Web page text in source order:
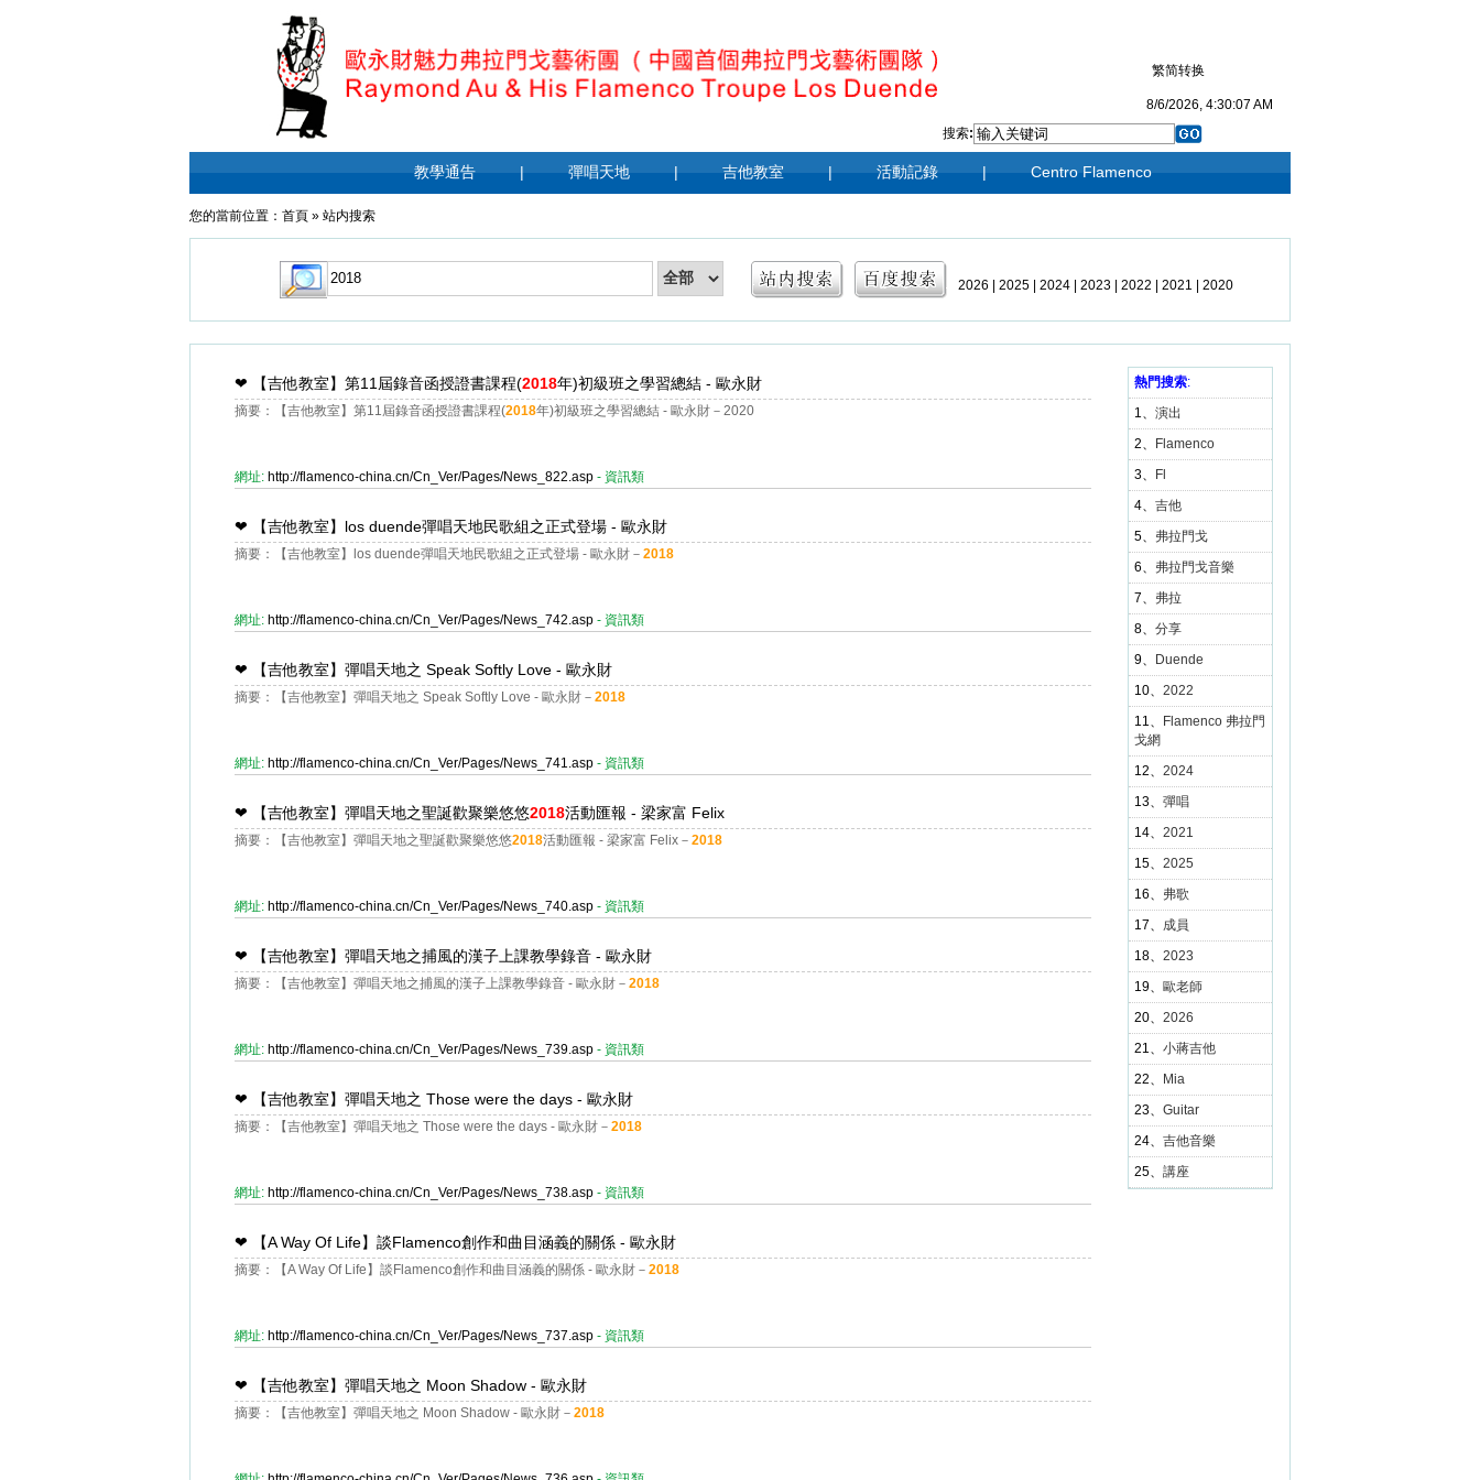
繁简转换
8/6/2026, 4:30:07 AM
搜索:
教學通告 | 彈唱天地 | 吉他教室 | 活動記錄 | Centro Flamenco
您的當前位置： 首頁 » 站内搜索
2026 2025 2024 2023 2022 2021 2020
2009|2008
❤ 【吉他教室】第11屆錄音函授證書課程(2018年)初級班之學習總結 - 歐永財
摘要：【吉他教室】第11屆錄音函授證書課程(2018年)初級班之學習總結 - 歐永財－2020
網址: http://flamenco-china.cn/Cn_Ver/Pages/News_822.asp - 資訊類
❤ 【吉他教室】los duende彈唱天地民歌組之正式登場 - 歐永財
摘要：【吉他教室】los duende彈唱天地民歌組之正式登場 - 歐永財－ 2018
網址: http://flamenco-china.cn/Cn_Ver/Pages/News_742.asp - 資訊類
❤ 【吉他教室】彈唱天地之 Speak Softly Love - 歐永財
摘要：【吉他教室】彈唱天地之 Speak Softly Love - 歐永財－ 2018
網址: http://flamenco-china.cn/Cn_Ver/Pages/News_741.asp - 資訊類
❤ 【吉他教室】彈唱天地之聖誕歡聚樂悠悠2018活動匯報 - 梁家富 Felix
摘要：【吉他教室】彈唱天地之聖誕歡聚樂悠悠2018活動匯報 - 梁家富 Felix－ 2018
網址: http://flamenco-china.cn/Cn_Ver/Pages/News_740.asp - 資訊類
❤ 【吉他教室】彈唱天地之捕風的漢子上課教學錄音 - 歐永財
摘要：【吉他教室】彈唱天地之捕風的漢子上課教學錄音 - 歐永財－ 2018
網址: http://flamenco-china.cn/Cn_Ver/Pages/News_739.asp - 資訊類
❤ 【吉他教室】彈唱天地之 Those were the days - 歐永財
摘要：【吉他教室】彈唱天地之 Those were the days - 歐永財－ 2018
網址: http://flamenco-china.cn/Cn_Ver/Pages/News_738.asp - 資訊類
❤ 【A Way Of Life】談Flamenco創作和曲目涵義的關係 - 歐永財
摘要：【A Way Of Life】談Flamenco創作和曲目涵義的關係 - 歐永財－ 2018
網址: http://flamenco-china.cn/Cn_Ver/Pages/News_737.asp - 資訊類
❤ 【吉他教室】彈唱天地之 Moon Shadow - 歐永財
摘要：【吉他教室】彈唱天地之 Moon Shadow - 歐永財－ 2018
熱門搜索:
1、 演出
2、
Flamenco
3、
Fl
4、 吉他
5、 弗拉門戈
6、 弗拉門戈音樂
7、 弗拉
8、 分享
9、
Duende
10、 2022
11、
Flamenco 弗拉門
戈網
12、 2024
13、 彈唱
14、 2021
15、 2025
16、 弗歌
17、 成員
18、 2023
19、 歐老師
20、 2026
21、 小蔣吉他
22、
Mia
23、 Guitar
24、 吉他音樂
25、 講座